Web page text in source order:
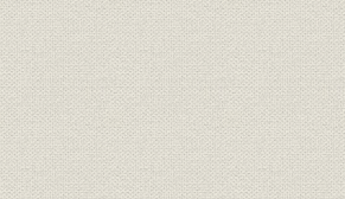
第二節 浅野工場生る
第三節 技師の海外派遣
第四節 皇居の御造営とセメント
第五節 深川工場の拡張